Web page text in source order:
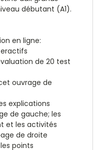
débutant (A1).
en ligne:
de 20 test
ouvrage de
explications
de gauche; les
et les activités
de droite
points